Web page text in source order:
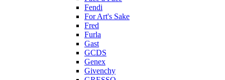
Fendi
For Art's Sake
Fred
Furla
Gast
GCDS
Genex
Givenchy